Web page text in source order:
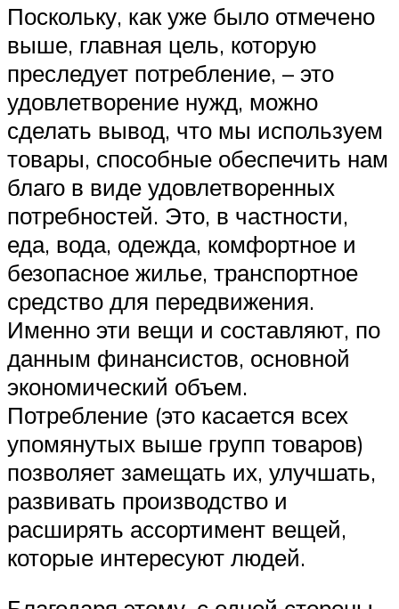
Поскольку, как уже было отмечено
выше, главная цель, которую
преследует потребление, – это
удовлетворение нужд, можно
сделать вывод, что мы используем
товары, способные обеспечить нам
благо в виде удовлетворенных
потребностей. Это, в частности,
еда, вода, одежда, комфортное и
безопасное жилье, транспортное
средство для передвижения.
Именно эти вещи и составляют, по
данным финансистов, основной
экономический объем.
Потребление (это касается всех
упомянутых выше групп товаров)
позволяет замещать их, улучшать,
развивать производство и
расширять ассортимент вещей,
которые интересуют людей.